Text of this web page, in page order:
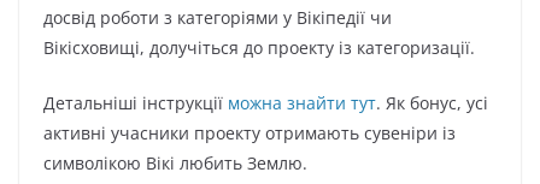
досвід роботи з категоріями у Вікіпедії чи
Вікісховищі, долучіться до проекту із категоризації.
Детальніші інструкції можна знайти тут. Як бонус, усі
активні учасники проекту отримають сувеніри із
символікою Вікі любить Землю.